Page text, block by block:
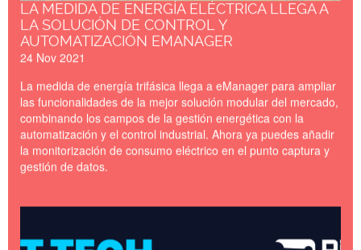
LA MEDIDA DE ENERGÍA ELÉCTRICA LLEGA A
LA SOLUCIÓN DE CONTROL Y
AUTOMATIZACIÓN EMANAGER
24 Nov 2021
La medida de energía trifásica llega a eManager para ampliar
las funcionalidades de la mejor solución modular del mercado,
combinando los campos de la gestión energética con la
automatización y el control industrial. Ahora ya puedes añadir
la monitorización de consumo eléctrico en el punto captura y
gestión de datos.